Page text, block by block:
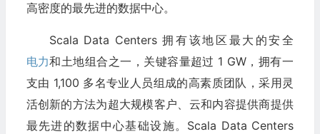
高密度的最先进的数据中心。
Scala Data Centers 拥有该地区最大的安全
电力和土地组合之一，关键容量超过 1 GW，拥有一
支由 1,100 多名专业人员组成的高素质团队，采用灵
活创新的方法为超大规模客户、云和内容提供商提供
最先进的数据中心基础设施。Scala Data Centers